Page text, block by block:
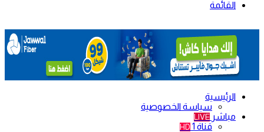
القائمة
الرئيسية
سياسة الخصوصية
مباشر LIVE
قناة 1 HD